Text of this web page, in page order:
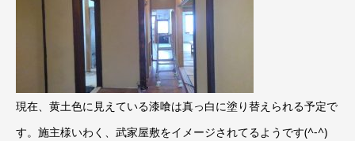
現在、黄土色に見えている漆喰は真っ白に塗り替えられる予定で
す。施主様いわく、武家屋敷をイメージされてるようです(^-^)